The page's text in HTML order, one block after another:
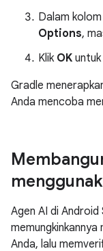
Dalam
Options,
Klik OK
Gradle
Anda mencoba
Agen AI di
Anda, lalu